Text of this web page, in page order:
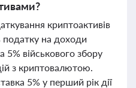
криптоактивів
податку на доходи
військового збору
з криптовалютою.
5% у перший рік дії